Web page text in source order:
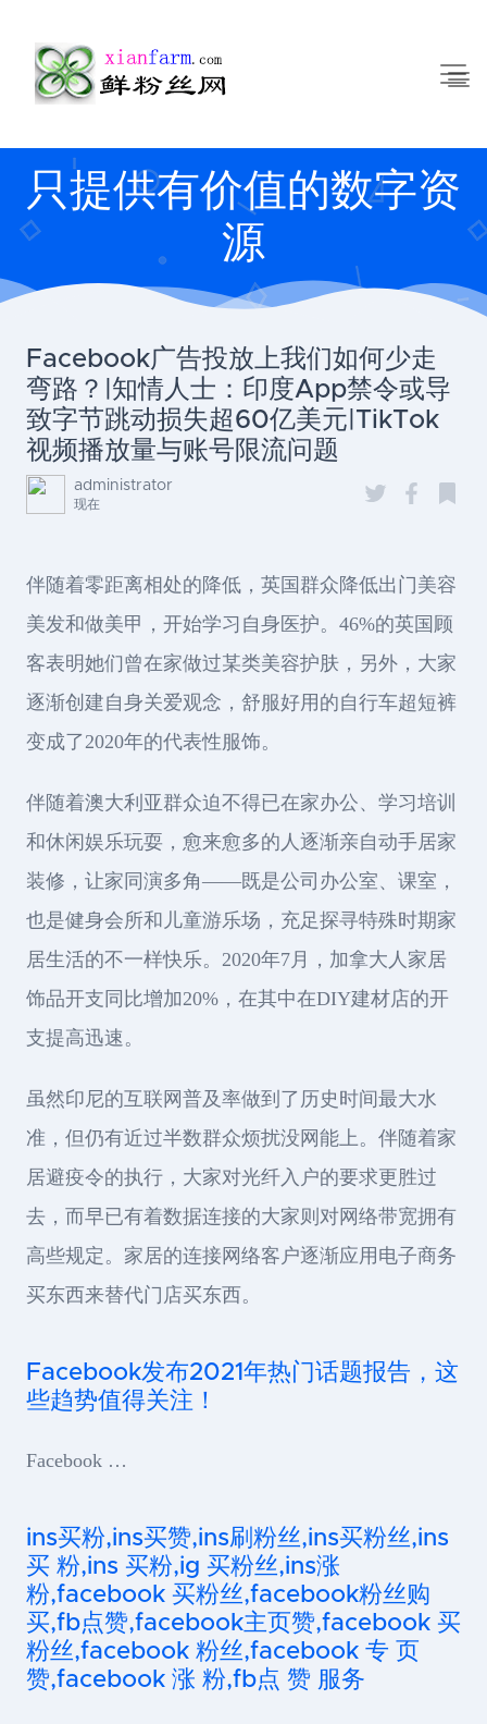
只提供有价值的数字资
源
Facebook广告投放上我们如何少走
弯路？|知情人士：印度App禁令或导
致字节跳动损失超60亿美元|TikTok
视频播放量与账号限流问题
administrator
现在
伴随着零距离相处的降低，英国群众降低出门美容
美发和做美甲，开始学习自身医护。46%的英国顾
客表明她们曾在家做过某类美容护肤，另外，大家
逐渐创建自身关爱观念，舒服好用的自行车超短裤
变成了2020年的代表性服饰。
伴随着澳大利亚群众迫不得已在家办公、学习培训
和休闲娱乐玩耍，愈来愈多的人逐渐亲自动手居家
装修，让家同演多角——既是公司办公室、课室，
也是健身会所和儿童游乐场，充足探寻特殊时期家
居生活的不一样快乐。2020年7月，加拿大人家居
饰品开支同比增加20%，在其中在DIY建材店的开
支提高迅速。
虽然印尼的互联网普及率做到了历史时间最大水
准，但仍有近过半数群众烦扰没网能上。伴随着家
居避疫令的执行，大家对光纤入户的要求更胜过
去，而早已有着数据连接的大家则对网络带宽拥有
高些规定。家居的连接网络客户逐渐应用电子商务
买东西来替代门店买东西。
Facebook发布2021年热门话题报告，这
些趋势值得关注！
Facebook …
ins买粉,ins买赞,ins刷粉丝,ins买粉丝,ins
买 粉,ins 买粉,ig 买粉丝,ins涨
粉,facebook 买粉丝,facebook粉丝购
买,fb点赞,facebook主页赞,facebook 买
粉丝,facebook 粉丝,facebook 专 页
赞,facebook 涨 粉,fb点 赞 服务